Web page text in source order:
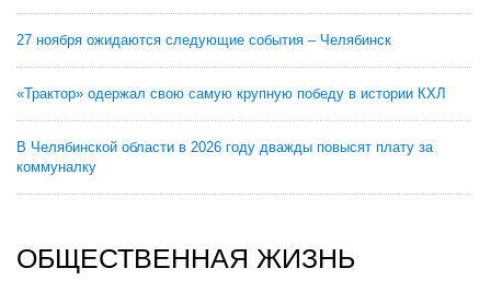
27 ноября ожидаются следующие события – Челябинск
«Трактор» одержал свою самую крупную победу в истории КХЛ
В Челябинской области в 2026 году дважды повысят плату за
коммуналку
ОБЩЕСТВЕННАЯ ЖИЗНЬ